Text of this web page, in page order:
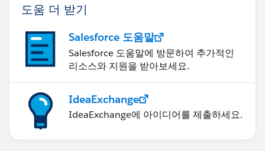
도움 더 받기
Salesforce 도움말
Salesforce 도움말에 방문하여 추가적인
리소스와 지원을 받아보세요.
IdeaExchange
IdeaExchange에 아이디어를 제출하세요.